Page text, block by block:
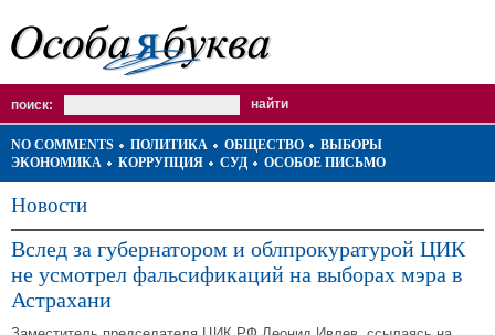
поиск:
NO COMMENTS ПОЛИТИКА ОБЩЕСТВО
ВЫБОРЫ
ЭКОНОМИКА
КОРРУПЦИЯ СУД ОСОБОЕ ПИСЬМО
Новости
Вслед за губернатором и облпрокуратурой ЦИК
не усмотрел фальсификаций на выборах мэра в
Астрахани